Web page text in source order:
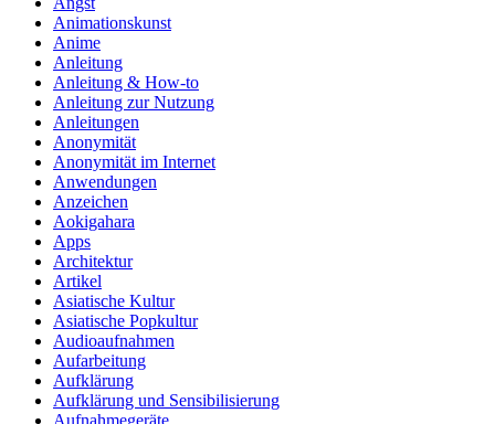
Animationskunst
Anime
Anleitung
Anleitung & How‑to
Anleitung zur Nutzung
Anleitungen
Anonymität
Anonymität im Internet
Anwendungen
Anzeichen
Aokigahara
Apps
Architektur
Artikel
Asiatische Kultur
Asiatische Popkultur
Audioaufnahmen
Aufarbeitung
Aufklärung
Aufklärung und Sensibilisierung